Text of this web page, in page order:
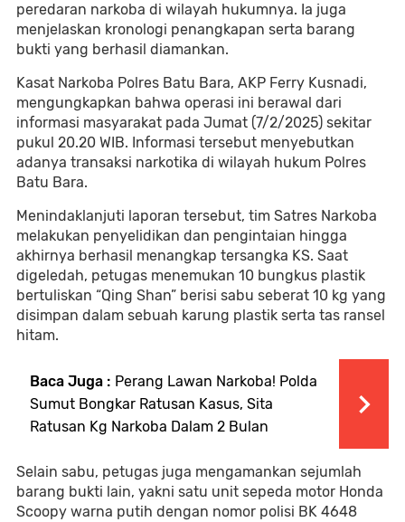
peredaran narkoba di wilayah hukumnya. Ia juga
menjelaskan kronologi penangkapan serta barang
bukti yang berhasil diamankan.
Kasat Narkoba Polres Batu Bara, AKP Ferry Kusnadi,
mengungkapkan bahwa operasi ini berawal dari
informasi masyarakat pada Jumat (7/2/2025) sekitar
pukul 20.20 WIB. Informasi tersebut menyebutkan
adanya transaksi narkotika di wilayah hukum Polres
Batu Bara.
Menindaklanjuti laporan tersebut, tim Satres Narkoba
melakukan penyelidikan dan pengintaian hingga
akhirnya berhasil menangkap tersangka KS. Saat
digeledah, petugas menemukan 10 bungkus plastik
bertuliskan “Qing Shan” berisi sabu seberat 10 kg yang
disimpan dalam sebuah karung plastik serta tas ransel
hitam.
Baca Juga : Perang Lawan Narkoba! Polda
Sumut Bongkar Ratusan Kasus, Sita
Ratusan Kg Narkoba Dalam 2 Bulan
Selain sabu, petugas juga mengamankan sejumlah
barang bukti lain, yakni satu unit sepeda motor Honda
Scoopy warna putih dengan nomor polisi BK 4648